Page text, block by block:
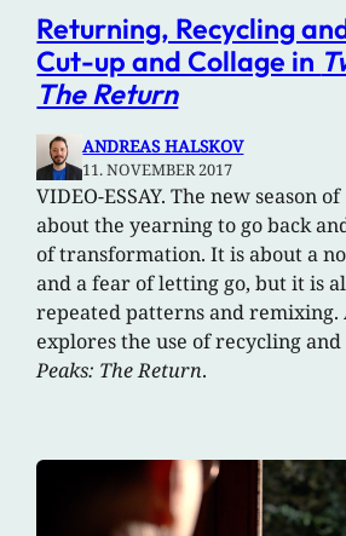
Returning, Recycling
Cut-up and Collage in
The Return
ANDREAS HALSKOV
11. NOVEMBER 2017
VIDEO-ESSAY. The new season of
about the yearning to go back
of transformation. It is about a
and a fear of letting go, but it is
repeated patterns and remixing.
explores the use of recycling
Peaks: The Return.